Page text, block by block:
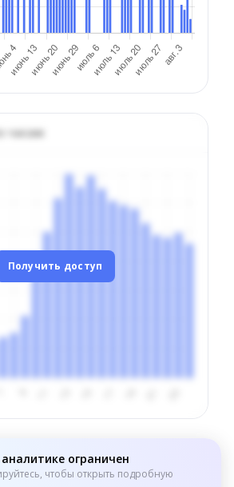
часам
Получить доступ
ограничен
чтобы открыть подробную